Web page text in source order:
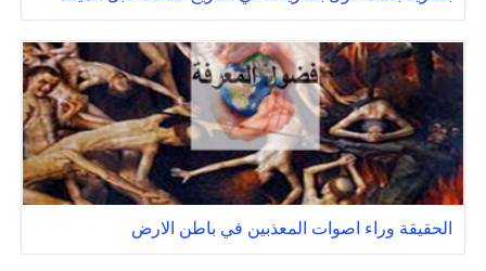
الحقيقة وراء اصوات المعذبين في باطن الارض